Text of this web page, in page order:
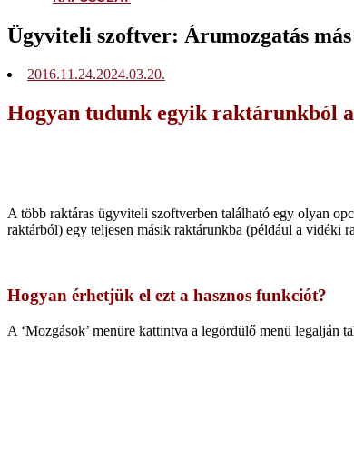
Ügyviteli szoftver: Árumozgatás
2016.11.24.2024.03.20.
Hogyan tudunk egyik raktárunkból
A több raktáras ügyviteli szoftverben található egy olyan
raktárból) egy teljesen másik raktárunkba (például a vidéki
Hogyan érhetjük el ezt a hasznos funkciót?
A ‘Mozgások’ menüre kattintva a legördülő menü legalján